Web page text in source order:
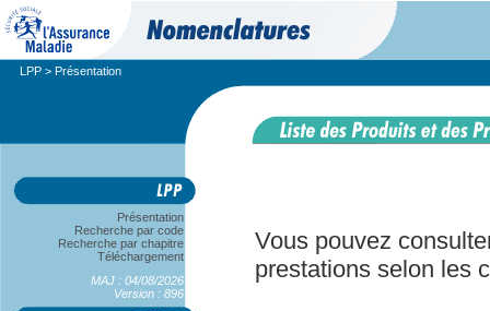
LPP > Présentation
Présentation
Recherche par code
Recherche par chapitre
Téléchargement
MAJ : 04/08/2026
Version : 896
Vous pouvez
prestations selon les